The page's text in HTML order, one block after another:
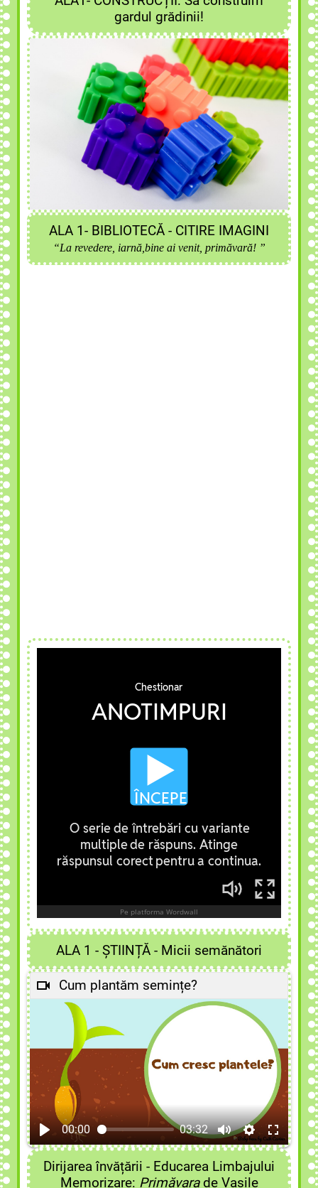
gardul grădinii!
ALA 1- BIBLIOTECĂ - CITIRE IMAGINI
“La revedere, iarnă,bine ai venit, primăvară! ”
ALA 1 - ȘTIINȚĂ - Micii semănători
Cum plantăm semințe?
00:00 03:32
Dirijarea învățării - Educarea Limbajului
Memorizare: Primăvarade Vasile